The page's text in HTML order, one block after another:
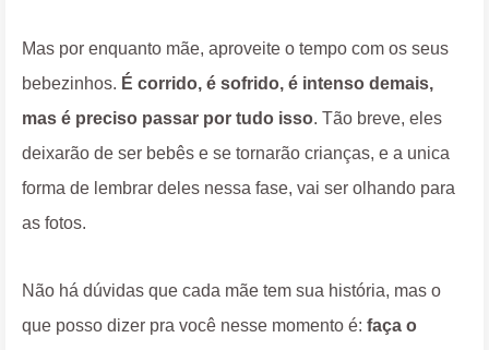
Mas por enquanto mãe, aproveite o tempo com os seus
bebezinhos. É corrido, é sofrido, é intenso demais,
mas é preciso passar por tudo isso. Tão breve, eles
deixarão de ser bebês e se tornarão crianças, e a unica
forma de lembrar deles nessa fase, vai ser olhando para
as fotos.
Não há dúvidas que cada mãe tem sua história, mas o
que posso dizer pra você nesse momento é: faça o